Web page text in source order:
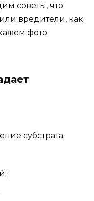
советы, что
вредители, как
фото
субстрата;